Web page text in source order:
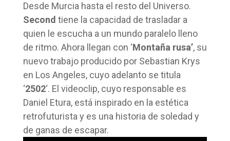
Desde Murcia hasta el resto del Universo.
Second tiene la capacidad de trasladar a
quien le escucha a un mundo paralelo lleno
de ritmo. Ahora llegan con ‘Montaña rusa’, su
nuevo trabajo producido por Sebastian Krys
en Los Angeles, cuyo adelanto se titula
‘2502‘. El videoclip, cuyo responsable es
Daniel Etura, está inspirado en la estética
retrofuturista y es una historia de soledad y
de ganas de escapar.